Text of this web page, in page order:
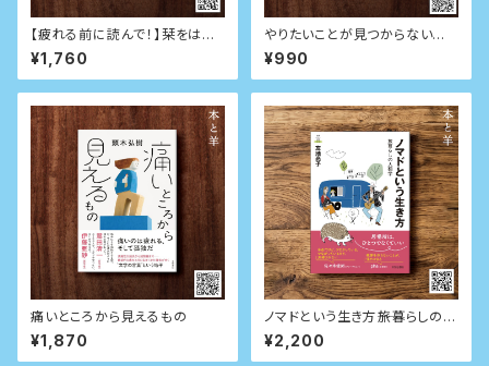
【疲れる前に読んで！】栞をはさ
むように休めばいい
¥1,760
やりたいことが見つからない君
へ (小学館Youth Books)
¥990
痛いところから見えるもの
¥1,870
ノマドという生き方――旅暮らしの人
類学
¥2,200